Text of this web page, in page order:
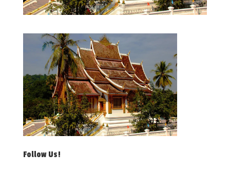
Follow Us!